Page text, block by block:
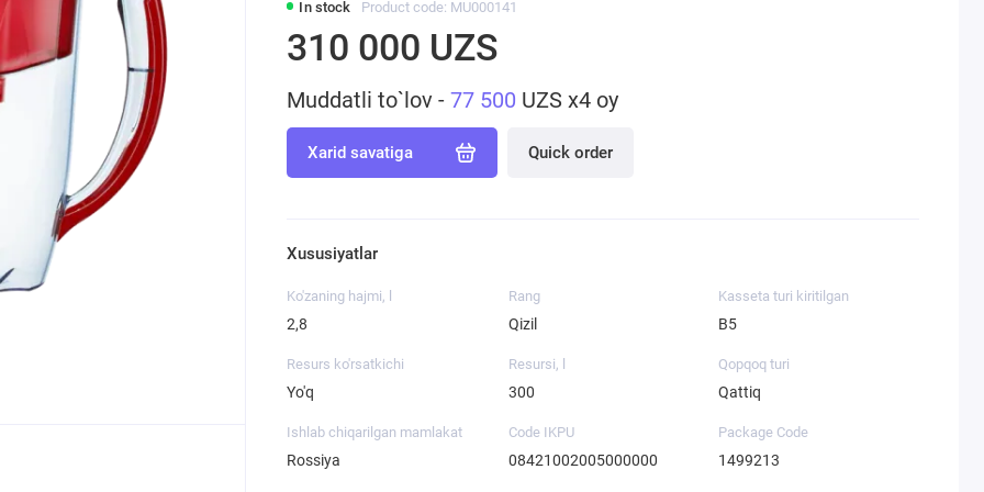
In stock Product code: MU000141
310 000 UZS
Muddatli to`lov - 77 500 UZS x4 oy
Xarid savatiga Quick order
Xususiyatlar
Ko'zaning hajmi, l
2,8
Rang
Qizil
Kasseta turi kiritilgan
B5
Resurs ko'rsatkichi
Yo'q
Resursi, l
300
Qopqoq turi
Qattiq
Ishlab chiqarilgan mamlakat
Rossiya
Code IKPU
08421002005000000
Package Code
1499213